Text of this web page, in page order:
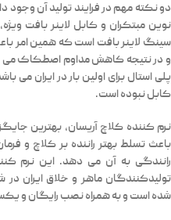
دو نکته مهم در فرایند تولید آن
نوین مبتکران و کابل لاینر بافت
سینگ لاینر بافت است که همین امر
و در نتیجه کاهش مداوم اصطکاک می
پلی استال برای اولین بار در ایران می
کابل نبوده است.
نرم کننده کلاچ آریسان، بهترین
باعث تسلط بهتر راننده بر کلاچ و
رانندگی به آن می دهد. این نرم
تولیدکنندگان ماهر و خلاق ایران
شده است و به همراه نصب رایگان و